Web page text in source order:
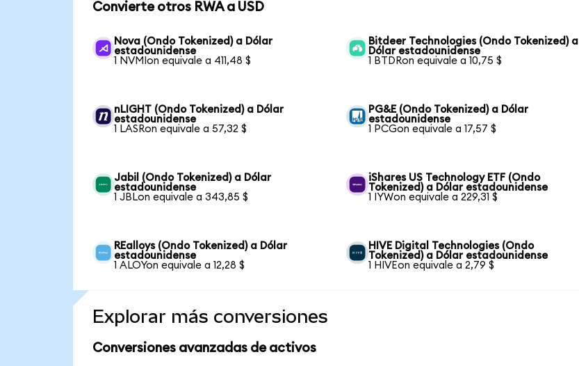
Convierte otros RWA a USD
Nova (Ondo Tokenized) a Dólar
estadounidense
1 NVMIon equivale a 411,48 $
Bitdeer Technologies (Ondo Tokenized) a
Dólar estadounidense
1 BTDRon equivale a 10,75 $
nLIGHT (Ondo Tokenized) a Dólar
estadounidense
1 LASRon equivale a 57,32 $
PG&E (Ondo Tokenized) a Dólar
estadounidense
1 PCGon equivale a 17,57 $
Jabil (Ondo Tokenized) a Dólar
estadounidense
1 JBLon equivale a 343,85 $
iShares US Technology ETF (Ondo
Tokenized) a Dólar estadounidense
1 IYWon equivale a 229,31 $
REalloys (Ondo Tokenized) a Dólar
estadounidense
1 ALOYon equivale a 12,28 $
HIVE Digital Technologies (Ondo
Tokenized) a Dólar estadounidense
1 HIVEon equivale a 2,79 $
Explorar más conversiones
Conversiones avanzadas de activos